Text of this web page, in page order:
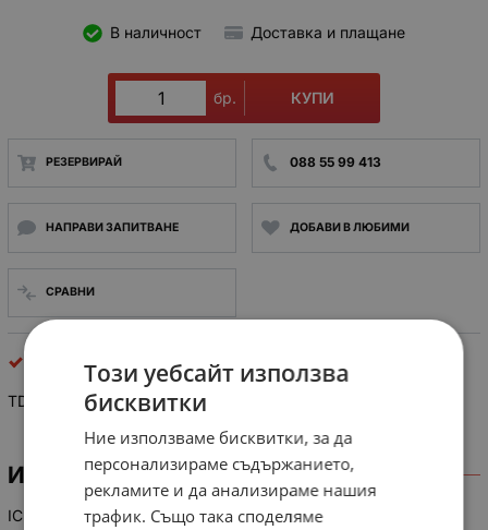
В наличност Доставка и плащане
бр. КУПИ
РЕЗЕРВИРАЙ 088 55 99 413
НАПРАВИ ЗАПИТВАНЕ ДОБАВИ В ЛЮБИМИ
СРАВНИ
интегрални схеми
TD 6372 N-A3
ИНФОРМАЦИЯ
IC
Този уебсайт използва
бисквитки
Ние използваме бисквитки, за да
персонализираме съдържанието,
рекламите и да анализираме нашия
трафик. Също така споделяме